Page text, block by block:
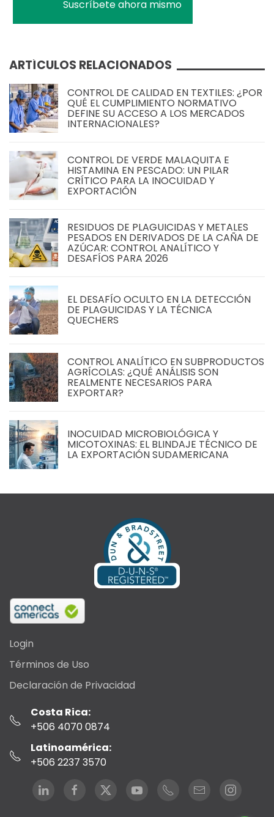
ARTÍCULOS RELACIONADOS
CONTROL DE CALIDAD EN TEXTILES: ¿POR
QUÉ EL CUMPLIMIENTO NORMATIVO
DEFINE SU ACCESO A LOS MERCADOS
INTERNACIONALES?
CONTROL DE VERDE MALAQUITA E
HISTAMINA EN PESCADO: UN PILAR
CRÍTICO PARA LA INOCUIDAD Y
EXPORTACIÓN
RESIDUOS DE PLAGUICIDAS Y METALES
PESADOS EN DERIVADOS DE LA CAÑA DE
AZÚCAR: CONTROL ANALÍTICO Y
DESAFÍOS PARA 2026
EL DESAFÍO OCULTO EN LA DETECCIÓN
DE PLAGUICIDAS Y LA TÉCNICA
QUECHERS
CONTROL ANALÍTICO EN SUBPRODUCTOS
AGRÍCOLAS: ¿QUÉ ANÁLISIS SON
REALMENTE NECESARIOS PARA
EXPORTAR?
INOCUIDAD MICROBIOLÓGICA Y
MICOTOXINAS: EL BLINDAJE TÉCNICO DE
LA EXPORTACIÓN SUDAMERICANA
Login
Términos de Uso
Declaración de Privacidad
Costa Rica:
+506 4070 0874
Latinoamérica:
+506 2237 3570